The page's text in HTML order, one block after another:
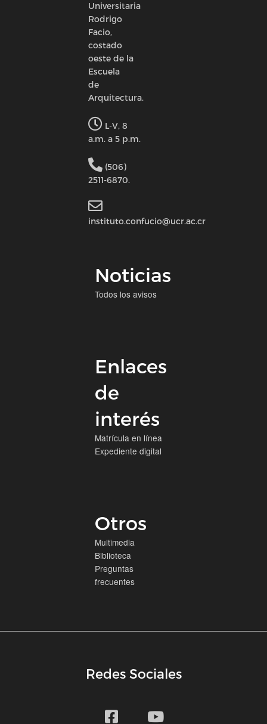
Universitaria
Rodrigo
Facio,
costado
oeste de la
Escuela
de
Arquitectura.
L-V, 8
a.m. a 5 p.m.
(506)
2511-6870.
instituto.confucio@ucr.ac.cr
Noticias
Todos los avisos
Enlaces
de
interés
Matrícula en línea
Expediente digital
Otros
Multimedia
Biblioteca
Preguntas
frecuentes
Redes Sociales